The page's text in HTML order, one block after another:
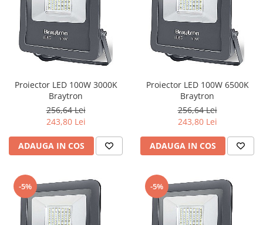
Proiector LED 100W 3000K
Braytron
256,64 Lei
243,80 Lei
ADAUGA IN COS
Proiector LED 100W 6500K
Braytron
256,64 Lei
243,80 Lei
ADAUGA IN COS
-5% -5%